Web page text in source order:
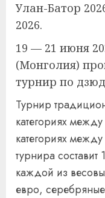
Улан-Батор
2026.
19 — 21 июня
(Монголия)
турнир по
Турнир
категориях
категориях
турнира
каждой из
евро,